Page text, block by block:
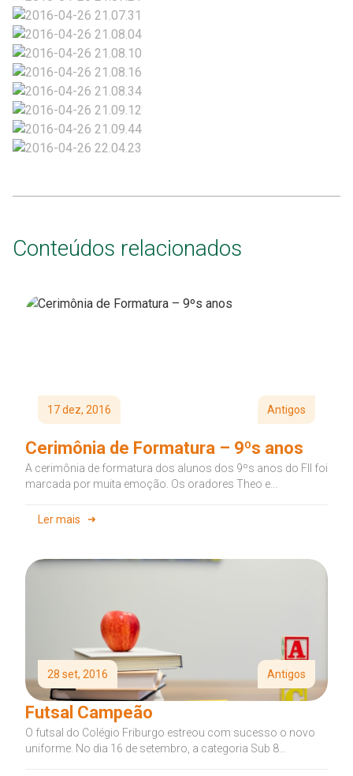
Conteúdos relacionados
17 dez, 2016 Antigos
Cerimônia de Formatura – 9ºs anos
A cerimônia de formatura dos alunos dos 9ºs anos do FII foi
marcada por muita emoção. Os oradores Theo e...
Ler mais
28 set, 2016 Antigos
Futsal Campeão
O futsal do Colégio Friburgo estreou com sucesso o novo
uniforme. No dia 16 de setembro, a categoria Sub 8...